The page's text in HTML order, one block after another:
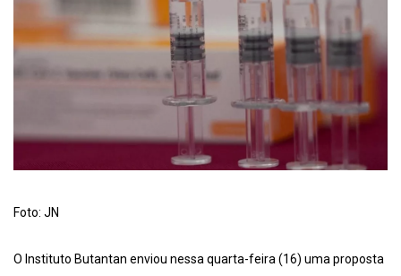
Foto: JN
O Instituto Butantan enviou nessa quarta-feira (16) uma proposta